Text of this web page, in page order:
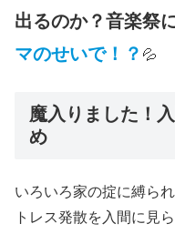
出るのか？音楽祭
マのせいで！？ 💦
魔入りました！
め
いろいろ家の掟に縛ら
トレス発散を入間に見